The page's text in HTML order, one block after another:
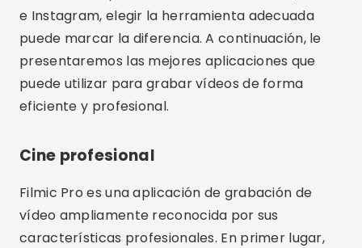
e Instagram, elegir la herramienta adecuada
puede marcar la diferencia. A continuación, le
presentaremos las mejores aplicaciones que
puede utilizar para grabar vídeos de forma
eficiente y profesional.
Cine profesional
Filmic Pro es una aplicación de grabación de
vídeo ampliamente reconocida por sus
características profesionales. En primer lugar,